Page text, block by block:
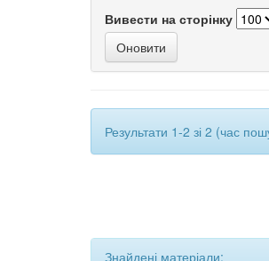
Вивести на сторінку
Результати 1-2 зі 2 (час
Знайдені матеріали: